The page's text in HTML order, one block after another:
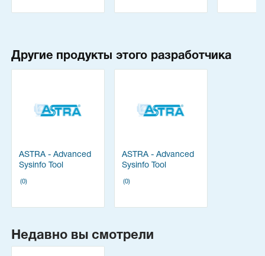
Другие продукты этого разработчика
ASTRA - Advanced
Sysinfo Tool
лицензия
(0)
ASTRA - Advanced
Sysinfo Tool
лицензия
(0)
Недавно вы смотрели